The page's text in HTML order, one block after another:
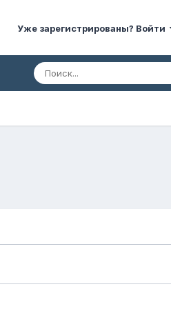
Уже зарегистрированы? Войти